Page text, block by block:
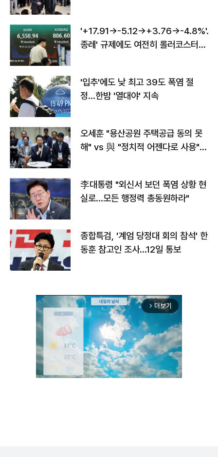
'+17.91→-5.12→+3.76→-4.8%'…'
종레' 규제에도 여전히 롤러코스터
'입추'에도 낮 최고 39도 폭염 절
정…한밤 '열대야' 지속
오세훈 "용산공원 주택공급 동의 못
해" vs 與 "정치적 어젠다로 사용"
李대통령 "외신서 보던 폭염 상황 현
실로…모든 행정력 총동원하라"
종합특검, '계엄 당정대 회의 참석' 한
동훈 참고인 조사...12일 통보
arrow_forward_ios 더보기